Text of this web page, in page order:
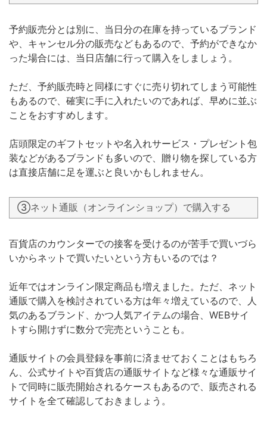
予約販売分とは別に、当日分の在庫を持っているブランド
や、キャンセル分の販売などもあるので、予約ができなか
った場合には、当日店舗に行って購入をしましょう。
ただ、予約販売時と同様にすぐに売り切れてしまう可能性
もあるので、確実に手に入れたいのであれば、早めに並ぶ
ことをおすすめします。
店頭限定のギフトセットや名入れサービス・プレゼント包
装などがあるブランドも多いので、贈り物を探している方
は直接店舗に足を運ぶと良いかもしれません。
③ネット通販（オンラインショップ）で購入する
百貨店のカウンターでの接客を受けるのが苦手で買いづら
いからネットで買いたいという方もいるのでは？
近年ではオンライン限定商品も増えました。ただ、ネット
通販で購入を検討されている方は年々増えているので、人
気のあるブランド、かつ人気アイテムの場合、WEBサイ
トすら開けずに数分で完売ということも。
通販サイトの会員登録を事前に済ませておくことはもちろ
ん、公式サイトや百貨店の通販サイトなど様々な通販サイ
トで同時に販売開始されるケースもあるので、販売される
サイトを全て確認しておきましょう。